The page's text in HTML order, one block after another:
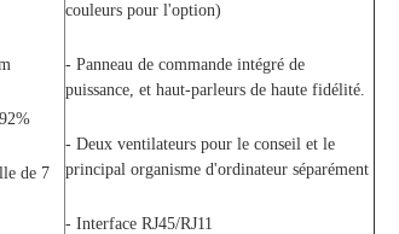
de 7
couleurs pour l'option)
- Panneau de commande intégré de
puissance, et haut-parleurs de haute fidélité.
- Deux ventilateurs pour le conseil et le
principal organisme d'ordinateur séparément
- Interface RJ45/RJ11